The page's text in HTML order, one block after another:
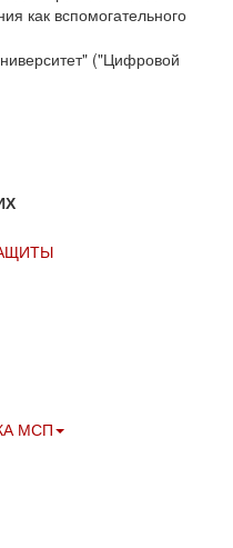
как вспомогательного
("Цифровой
МСП